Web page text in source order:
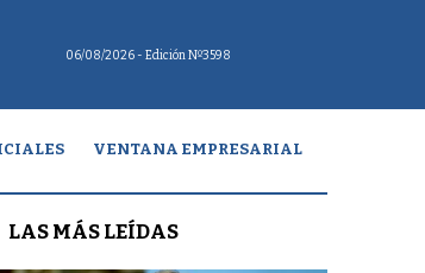
06/08/2026 - Edición Nº3598
VENTANA EMPRESARIAL
LAS MÁS LEÍDAS